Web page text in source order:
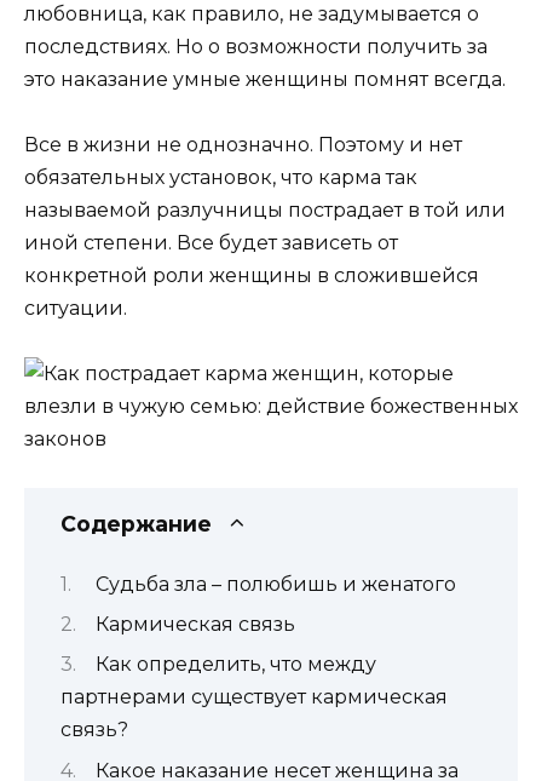
любовница, как правило, не задумывается о
последствиях. Но о возможности получить за
это наказание умные женщины помнят всегда.
Все в жизни не однозначно. Поэтому и нет
обязательных установок, что карма так
называемой разлучницы пострадает в той или
иной степени. Все будет зависеть от
конкретной роли женщины в сложившейся
ситуации.
Содержание
Судьба зла – полюбишь и женатого
Кармическая связь
Как определить, что между
партнерами существует кармическая
связь?
Какое наказание несет женщина за